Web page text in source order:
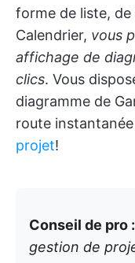
forme de liste,
Calendrier, vous
affichage de
clics. Vous
diagramme de
route
projet!
Conseil de pro :
gestion de